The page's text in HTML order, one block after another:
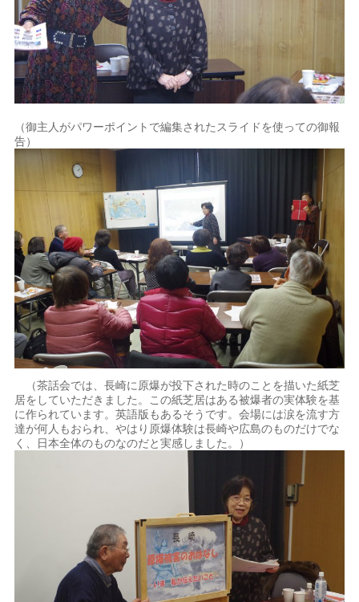
（御主人がパワーポイントで編集されたスライドを使っての御報
告）
（茶話会では、長崎に原爆が投下された時のことを描いた紙芝
居をしていただきました。この紙芝居はある被爆者の実体験を基
に作られています。英語版もあるそうです。会場には涙を流す方
達が何人もおられ、やはり原爆体験は長崎や広島のものだけでな
く、日本全体のものなのだと実感しました。）